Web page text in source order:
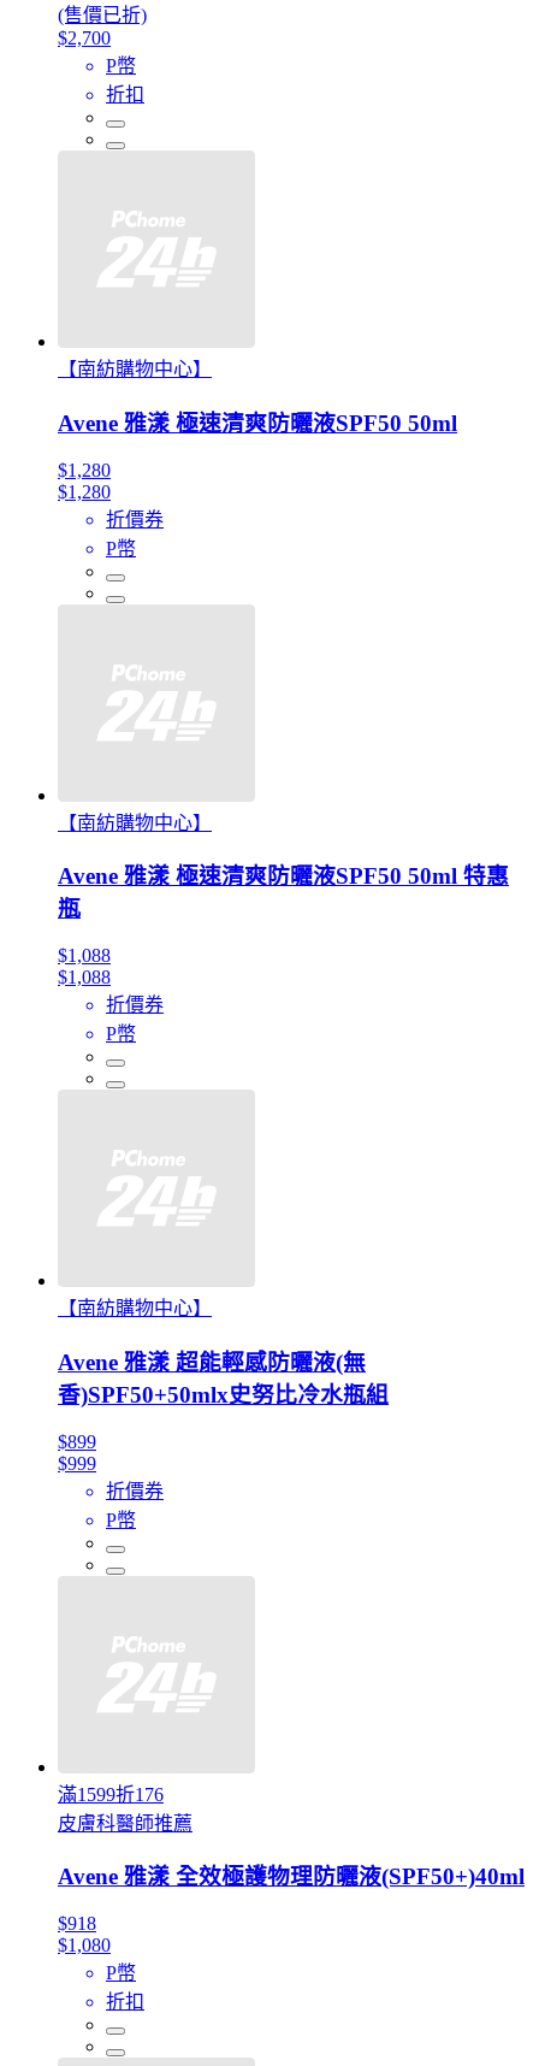
(售價已折)
$2,700
P幣
折扣
【南紡購物中心】
Avene 雅漾 極速清爽防曬液SPF50 50ml
$1,280
$1,280
折價券
P幣
【南紡購物中心】
Avene 雅漾 極速清爽防曬液SPF50 50ml 特惠
瓶
$1,088
$1,088
折價券
P幣
【南紡購物中心】
Avene 雅漾 超能輕感防曬液(無
香)SPF50+50mlx史努比冷水瓶組
$899
$999
折價券
P幣
滿1599折176
皮膚科醫師推薦
Avene 雅漾 全效極護物理防曬液(SPF50+)40ml
$918
$1,080
P幣
折扣